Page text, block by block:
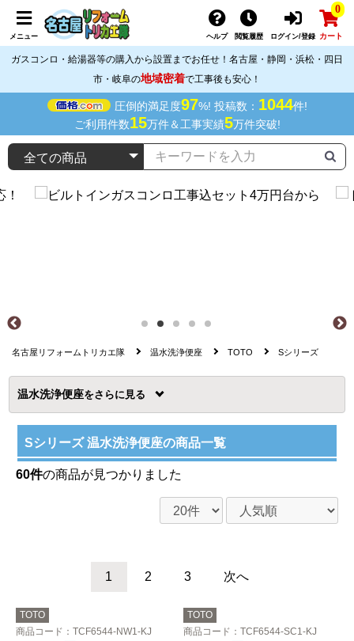
メニュー ヘルプ 閲覧履歴 ログイン/登録
0
カート
ガスコンロ・給湯器等の購入から設置までお任せ！名古屋・静岡・浜松・四日
市・岐阜の地域密着で工事後も安心！
圧倒的満足度97%! 投稿数： 1044件!
ご利用件数15万件＆工事実績5万件突破!
名古屋リフォームトリカエ隊 温水洗浄便座 TOTO Sシリーズ
温水洗浄便座を
Sシリーズ 温水洗浄便座の商品一覧
60件の商品が見つかりました
1 2 3 次へ
TOTO
商品コード ：TCF6544-NW1-KJ
TOTO
商品コード ：TCF6544-SC1-KJ